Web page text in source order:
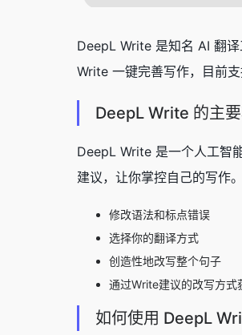
DeepL Write 是知名 AI 翻
Write 一键完善写作，目前
DeepL Write 的主
DeepL Write 是一个人工智
建议，让你掌控自己的写作。
修改语法和标点错误
选择你的翻译方式
创造性地改写整个句子
通过Write建议的改写方式
如何使用 DeepL